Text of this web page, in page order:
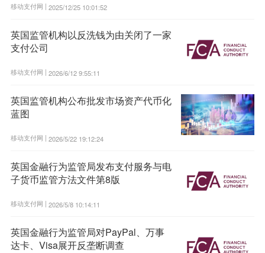
移动支付网 | 2025/12/25 10:01:52
英国监管机构以反洗钱为由关闭了一家
支付公司
移动支付网 | 2026/6/12 9:55:11
英国监管机构公布批发市场资产代币化
蓝图
移动支付网 | 2026/5/22 19:12:24
英国金融行为监管局发布支付服务与电
子货币监管方法文件第8版
移动支付网 | 2026/5/8 10:14:11
英国金融行为监管局对PayPal、万事
达卡、Visa展开反垄断调查